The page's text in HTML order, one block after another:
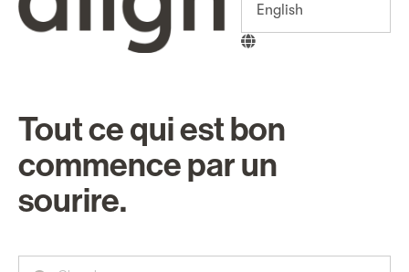
Tout ce qui est bon
commence par un
sourire.